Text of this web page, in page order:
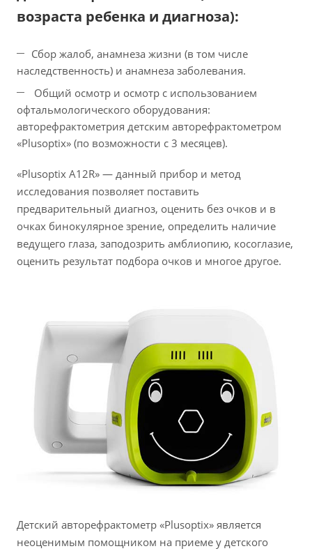
возраста ребенка и диагноза):
Сбор жалоб, анамнеза жизни (в том числе
наследственность) и анамнеза заболевания.
Общий осмотр и осмотр с использованием
офтальмологического оборудования:
авторефрактометрия детским авторефрактометром
«Plusoptix» (по возможности с 3 месяцев).
«Plusoptix A12R» — данный прибор и метод
исследования позволяет поставить
предварительный диагноз, оценить без очков и в
очках бинокулярное зрение, определить наличие
ведущего глаза, заподозрить амблиопию, косоглазие,
оценить результат подбора очков и многое другое.
Детский авторефрактометр «Plusoptix» является
неоценимым помощником на приеме у детского